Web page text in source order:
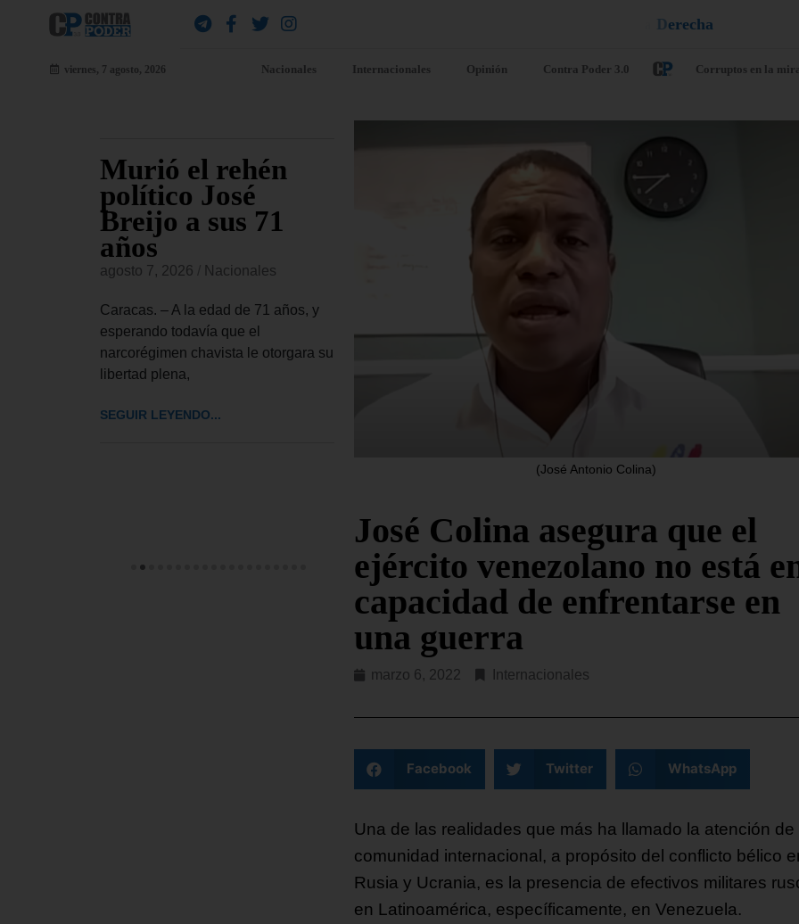
viernes, 7 agosto, 2026 Nacionales Internacionales Opinión Contra Poder 3.0 Corruptos en la
Murió el rehén
político José
Breijo a sus 71
años
agosto 7, 2026 Nacionales
Caracas. – A la edad de 71 años, y
esperando todavía que el
narcorégimen chavista le otorgara su
libertad plena,
SEGUIR LEYENDO...
Bruselas estudia
conceder una
ayuda adicional a
España por la
crisis de Ceuta
La Comisión Europea ha confirmado
España para hacer frente a
EE. UU. señala
que Líbano e
Israel
agosto 6, 2026
de conversaciones
(José Antonio Colina)
José Colina asegura que el
ejército venezolano no está
capacidad de enfrentarse en
una guerra
marzo 6, 2022 Internacionales
Facebook Twitter WhatsApp
Una de las realidades que más ha llamado la atención de
comunidad internacional, a propósito del conflicto bélico
Rusia y Ucrania, es la presencia de efectivos militares
en Latinoamérica, específicamente, en Venezuela.